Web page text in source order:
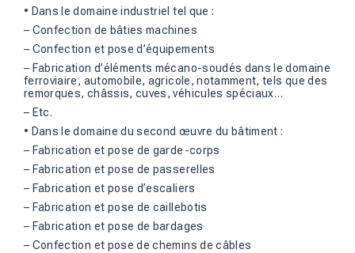
• Dans le domaine industriel tel que :
– Confection de bâties machines
– Confection et pose d’équipements
– Fabrication d’éléments mécano-soudés dans le domaine
ferroviaire, automobile, agricole, notamment, tels que des
remorques, châssis, cuves, véhicules spéciaux…
– Etc.
• Dans le domaine du second œuvre du bâtiment :
– Fabrication et pose de garde-corps
– Fabrication et pose de passerelles
– Fabrication et pose d’escaliers
– Fabrication et pose de caillebotis
– Fabrication et pose de bardages
– Confection et pose de chemins de câbles